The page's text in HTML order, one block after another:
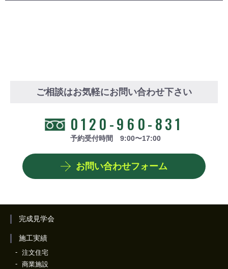
ご相談はお気軽にお問い合わせ下さい
0120-960-831
予約受付時間 9:00〜17:00
お問い合わせフォーム
完成見学会
施工実績
注文住宅
商業施設